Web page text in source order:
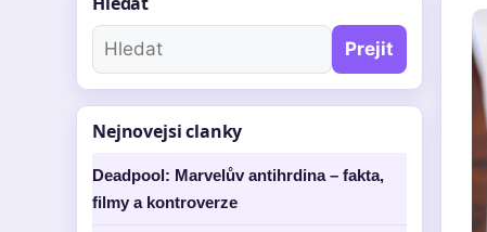
Prejit
Nejnovejsi clanky
Deadpool: Marvelův antihrdina – fakta,
filmy a kontroverze